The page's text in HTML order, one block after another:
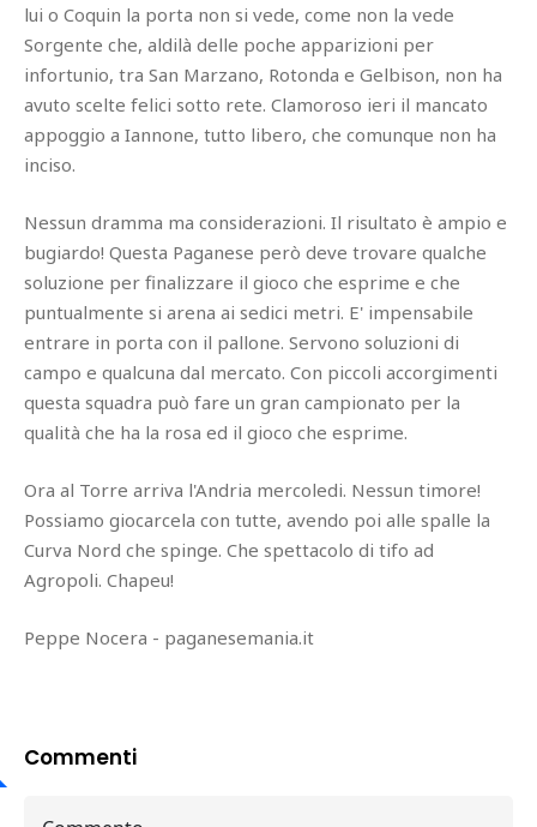
lui o Coquin la porta non si vede, come non la vede
Sorgente che, aldilà delle poche apparizioni per
infortunio, tra San Marzano, Rotonda e Gelbison, non ha
avuto scelte felici sotto rete. Clamoroso ieri il mancato
appoggio a Iannone, tutto libero, che comunque non ha
inciso.
Nessun dramma ma considerazioni. Il risultato è ampio e
bugiardo! Questa Paganese però deve trovare qualche
soluzione per finalizzare il gioco che esprime e che
puntualmente si arena ai sedici metri. E' impensabile
entrare in porta con il pallone. Servono soluzioni di
campo e qualcuna dal mercato. Con piccoli accorgimenti
questa squadra può fare un gran campionato per la
qualità che ha la rosa ed il gioco che esprime.
Ora al Torre arriva l'Andria mercoledi. Nessun timore!
Possiamo giocarcela con tutte, avendo poi alle spalle la
Curva Nord che spinge. Che spettacolo di tifo ad
Agropoli. Chapeu!
Peppe Nocera - paganesemania.it
Commenti